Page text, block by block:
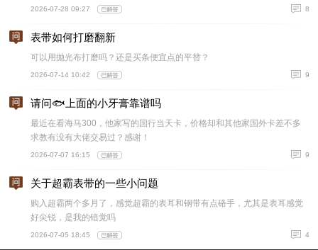
2026-07-28 09:27 8
表带如何打磨翻新
可以用抛光布打磨吗？还是买条便宜点的平替？
2026-07-14 10:42 9
请问🐟上面的小牙膏靠谱吗
最近在看海马300，他家写的国行当天卡，价格却和其他家国外卡差不多
求教有没有大佬交易过？感谢！
2026-07-07 16:15 9
关于超霸表带的一些小问题
购入超霸两个多月了，感觉超霸的表耳和钢带有点硌手，尤其是表耳感觉
好尖锐，是我的错觉吗
2026-07-05 18:45 4